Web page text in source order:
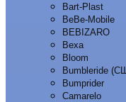
Bart-Plast
BeBe-Mobile
BEBIZARO
Bexa
Bloom
Bumbleride
Bumprider
Camarelo